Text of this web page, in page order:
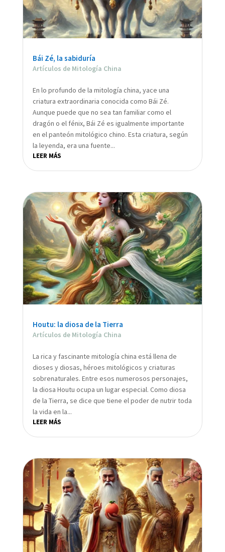
Bái Zé, la sabiduría
Artículos de Mitología China
En lo profundo de la mitología china, yace una
criatura extraordinaria conocida como Bái Zé.
Aunque puede que no sea tan familiar como el
dragón o el fénix, Bái Zé es igualmente importante
en el panteón mitológico chino. Esta criatura, según
la leyenda, era una fuente...
LEER MÁS
Houtu: la diosa de la Tierra
Artículos de Mitología China
La rica y fascinante mitología china está llena de
dioses y diosas, héroes mitológicos y criaturas
sobrenaturales. Entre esos numerosos personajes,
la diosa Houtu ocupa un lugar especial. Como diosa
de la Tierra, se dice que tiene el poder de nutrir toda
la vida en la...
LEER MÁS